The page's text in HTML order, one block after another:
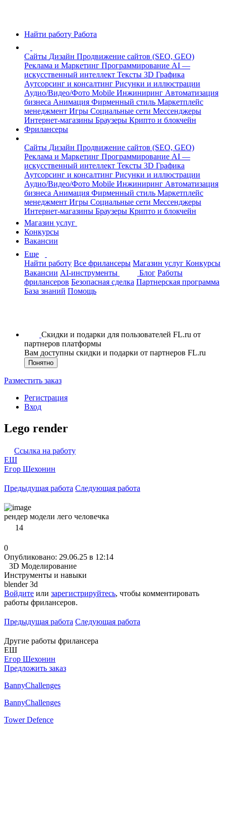
Найти работу Работа
Сайты Дизайн Продвижение сайтов (SEO, GEO)
Реклама и Маркетинг Программирование AI —
искусственный интеллект Тексты 3D Графика
Аутсорсинг и консалтинг Рисунки и иллюстрации
Аудио/Видео/Фото Mobile Инжиниринг Автоматизация
бизнеса Анимация Фирменный стиль Маркетплейс
менеджмент Игры Социальные сети Мессенджеры
Интернет-магазины Браузеры Крипто и блокчейн
Фрилансеры
Сайты Дизайн Продвижение сайтов (SEO, GEO)
Реклама и Маркетинг Программирование AI —
искусственный интеллект Тексты 3D Графика
Аутсорсинг и консалтинг Рисунки и иллюстрации
Аудио/Видео/Фото Mobile Инжиниринг Автоматизация
бизнеса Анимация Фирменный стиль Маркетплейс
менеджмент Игры Социальные сети Мессенджеры
Интернет-магазины Браузеры Крипто и блокчейн
Магазин услуг
Конкурсы
Вакансии
Еще
Найти работу Все фрилансеры Магазин услуг Конкурсы
Вакансии AI-инструменты Блог Работы
фрилансеров Безопасная сделка Партнерская программа
База знаний Помощь
Скидки и подарки для пользователей FL.ru от
партнеров платформы
Вам доступны скидки и подарки от партнеров FL.ru
Понятно
Разместить заказ
Регистрация
Вход
Lego render
Ссылка на работу
ЕШ
Егор Шехонин
Предыдущая работа Следующая работа
рендер модели лего человечка
14
0
Опубликовано: 29.06.25 в 12:14
3D Моделирование
Инструменты и навыки
blender 3d
Войдите или зарегистрируйтесь, чтобы комментировать
работы фрилансеров.
Предыдущая работа Следующая работа
Другие работы фрилансера
ЕШ
Егор Шехонин
Предложить заказ
BannyChallenges
BannyChallenges
Tower Defence